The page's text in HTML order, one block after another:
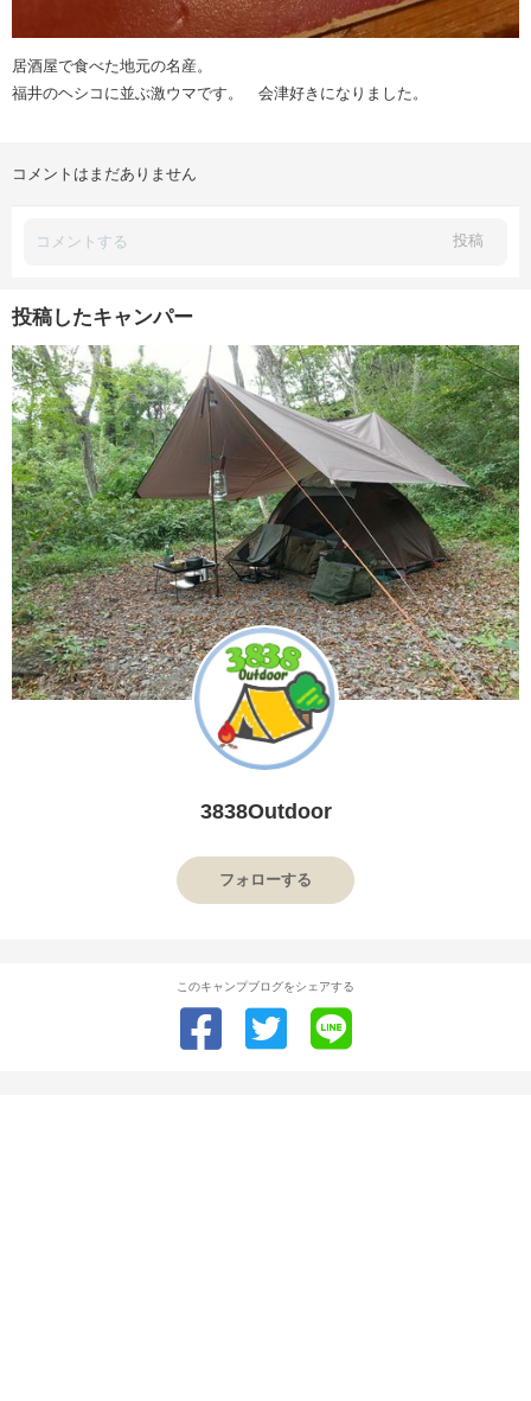
居酒屋で食べた地元の名産。
福井のヘシコに並ぶ激ウマです。 会津好きになりました。
コメントはまだありません
投稿
投稿したキャンパー
3838Outdoor
フォローする
このキャンプブログをシェアする